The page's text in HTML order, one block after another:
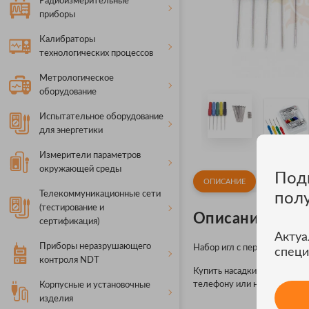
приборы
Калибраторы
технологических процессов
Метрологическое
оборудование
Испытательное оборудование
для энергетики
Измерители параметров
окружающей среды
Телекоммуникационные сети
(тестирование и
сертификация)
Приборы неразрушающего
контроля NDT
Корпусные и установочные
изделия
ОПИСАНИЕ
Описание Pico
Набор игл с переходом на
Купить насадки Pico
телефону или